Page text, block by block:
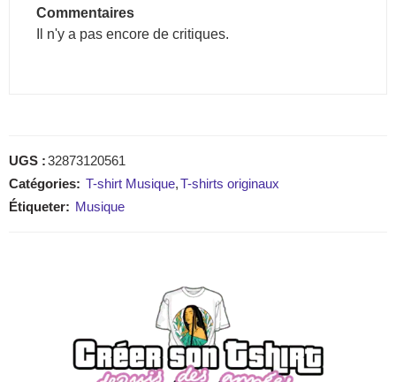
Commentaires
Il n'y a pas encore de critiques.
UGS :32873120561
Catégories: T-shirt Musique,T-shirts originaux
Étiqueter: Musique